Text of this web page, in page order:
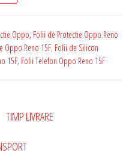
Oppo, Folii de Protectie Oppo Reno
Oppo Reno 15F, Folii de Silicon
15F, Folii Telefon Oppo Reno 15F
TIMP LIVRARE